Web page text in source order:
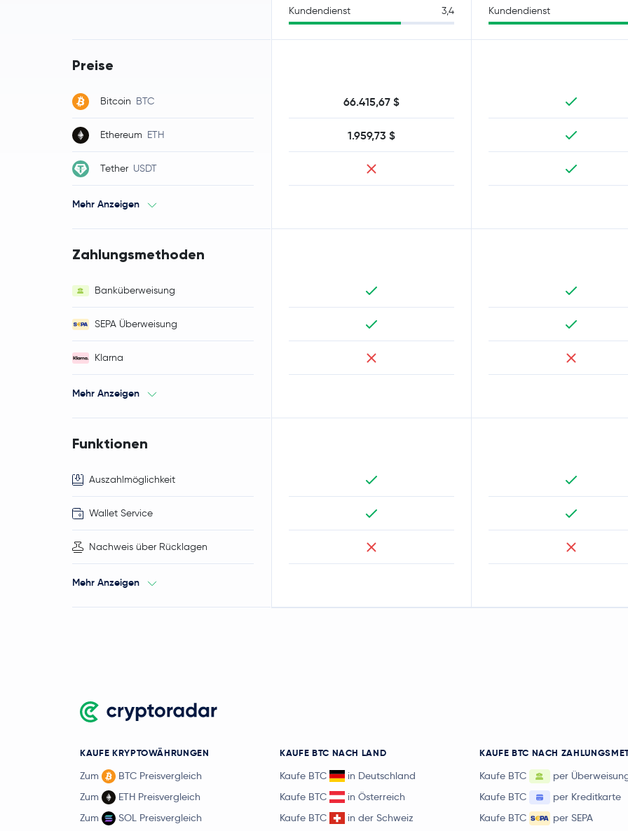
Preise
Bitcoin BTC
Ethereum ETH
Tether USDT
Mehr Anzeigen
Zahlungsmethoden
Banküberweisung
SEPA Überweisung
Klarna
Mehr Anzeigen
Funktionen
Auszahlmöglichkeit
Wallet Service
Nachweis über Rücklagen
Mehr Anzeigen
Kundendienst 3,4
66.415,67 $
1.959,73 $
Kundendienst
KAUFE KRYPTOWÄHRUNGEN
Zum
BTC Preisvergleich
Zum
ETH Preisvergleich
Zum
SOL Preisvergleich
KAUFE BTC NACH LAND
Kaufe BTC
in Deutschland
Kaufe BTC
in Österreich
Kaufe BTC
in der Schweiz
KAUFE BTC NACH
Kaufe BTC
per
Kaufe BTC
per Kreditkarte
Kaufe BTC
per SEPA